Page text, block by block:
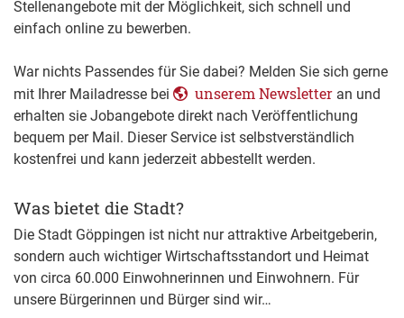
Stellenangebote mit der Möglichkeit, sich schnell und
einfach online zu bewerben.
War nichts Passendes für Sie dabei? Melden Sie sich gerne
mit Ihrer Mailadresse bei
unserem Newsletter an und
erhalten sie Jobangebote direkt nach Veröffentlichung
bequem per Mail. Dieser Service ist selbstverständlich
kostenfrei und kann jederzeit abbestellt werden.
Was bietet die Stadt?
Die Stadt Göppingen ist nicht nur attraktive Arbeitgeberin,
sondern auch wichtiger Wirtschaftsstandort und Heimat
von circa 60.000 Einwohnerinnen und Einwohnern. Für
unsere Bürgerinnen und Bürger sind wir…